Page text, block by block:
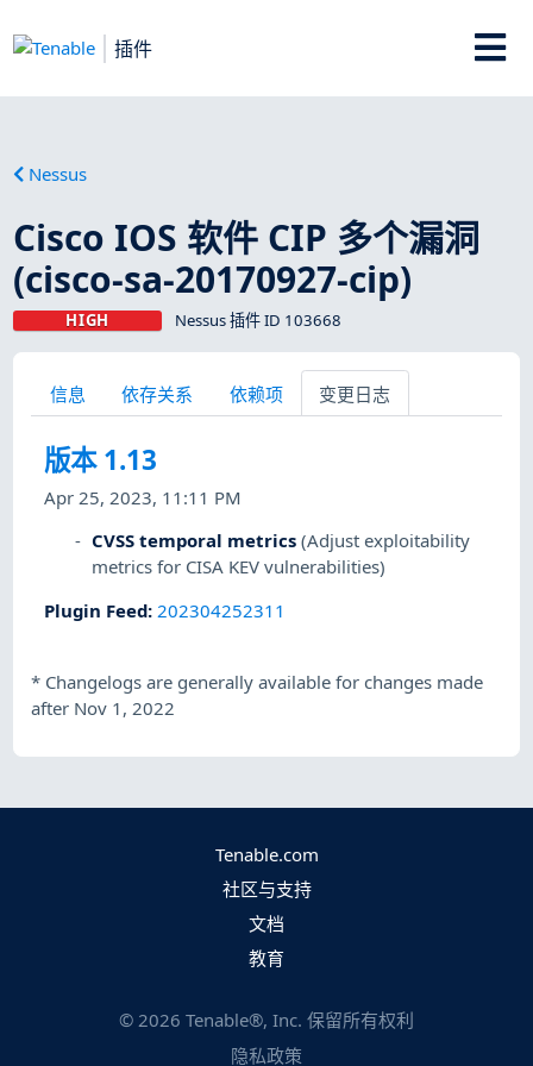
插件
Nessus
Cisco IOS 软件 CIP 多个漏洞
(cisco-sa-20170927-cip)
HIGH Nessus 插件 ID 103668
信息 依存关系 依赖项 变更日志
版本 1.13
Apr 25, 2023, 11:11 PM
CVSS temporal metrics (Adjust exploitability
metrics for CISA KEV vulnerabilities)
Plugin Feed: 202304252311
* Changelogs are generally available for changes made
after Nov 1, 2022
Tenable.com
社区与支持
文档
教育
© 2026 Tenable®, Inc. 保留所有权利
隐私政策